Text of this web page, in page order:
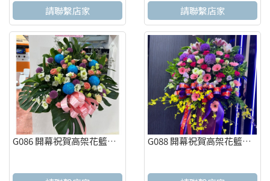
請聯繫店家 請聯繫店家
G086 開幕祝賀高架花籃、開幕藝術花籃 慶祝榮陞、開幕喬遷(一個) G088 開幕祝賀高架花籃、開幕藝術花籃 慶祝榮陞、開幕喬遷(一個)